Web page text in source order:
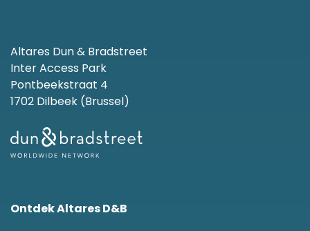
Altares Dun & Bradstreet
Inter Access Park
Pontbeekstraat 4
1702 Dilbeek (Brussel)
Ontdek Altares D&B